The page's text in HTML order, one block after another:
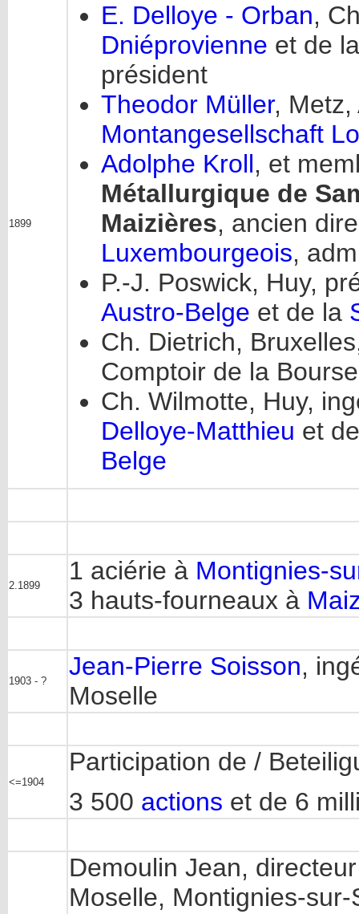
1899
E. Delloye - Orban,
Dniéprovienne et de
président
Theodor Müller, Metz,
Montangesellschaft
Adolphe Kroll, et
Métallurgique de
Maizières, ancien
Luxembourgeois,
P.-J. Poswick, Huy,
Austro-Belge et de la
Ch. Dietrich,
Comptoir de la
Ch. Wilmotte, Huy,
Delloye-Matthieu et
Belge
2.1899
1 aciérie à Montignies-
3 hauts-fourneaux à
1903 - ?
Jean-Pierre Soisson,
Moselle
<=1904
Participation de /
3 500 actions et de 6
Demoulin Jean,
Moselle, Montignies-sur-